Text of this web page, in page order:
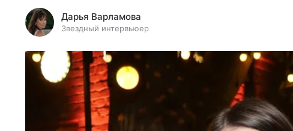
Дарья Варламова
Звездный интервьюер